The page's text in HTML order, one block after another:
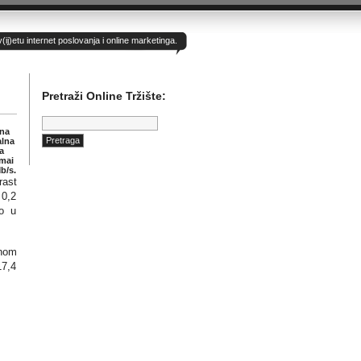
internet poslovanja i online marketinga.
s.
u
Pretraži Online Tržište:
Pretraga: